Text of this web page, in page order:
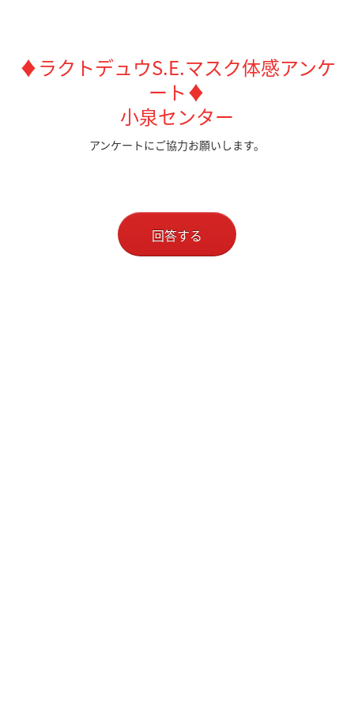
♦ラクトデュウS.E.マスク体感アンケ
ート♦
小泉センター
アンケートにご協力お願いします。
回答する